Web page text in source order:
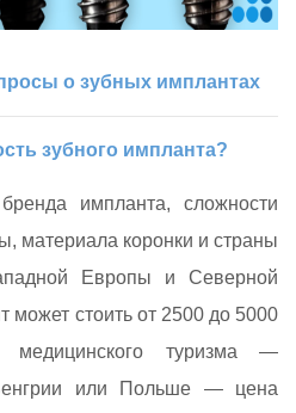
о зубных имплантах
зубного импланта?
импланта, сложности
материала коронки и страны
Европы и Северной
стоить от 2500 до 5000
медицинского туризма —
или Польше — цена